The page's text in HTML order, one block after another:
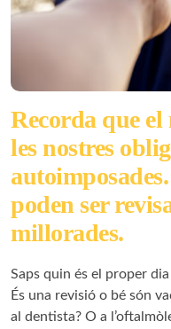
Recorda que
les nostres
poden ser
millorades.
Saps quin és el proper
És una revisió o bé són
al dentista? O a